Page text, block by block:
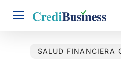
Menu
SALUD FINANCIERA